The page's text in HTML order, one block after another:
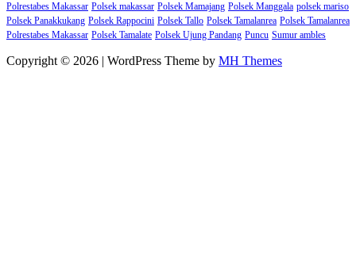
Polrestabes Makassar Polsek makassar Polsek Mamajang Polsek Manggala polsek mariso
Polsek Panakkukang Polsek Rappocini Polsek Tallo Polsek Tamalanrea Polsek Tamalanrea
Polrestabes Makassar Polsek Tamalate Polsek Ujung Pandang Puncu Sumur ambles
Copyright © 2026 | WordPress Theme by MH Themes